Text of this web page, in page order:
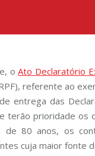
oAto Declaratório
referente ao
entrega das
terão prioridade
de 80 anos, os
cuja maior fonte